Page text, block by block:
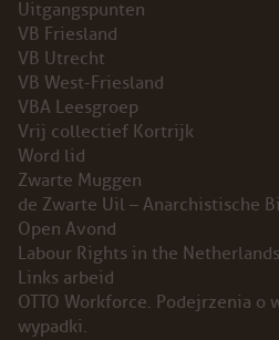
Uitgangspunten
VB Friesland
VB Utrecht
VB West-Friesland
VBA Leesgroep
Vrij collectief Kortrijk
Word lid
Zwarte Muggen
de Zwarte Uil – Anarchistische
Open Avond
Labour Rights in the Netherlands
Links arbeid
OTTO Workforce. Podejrzenia o
wypadki.